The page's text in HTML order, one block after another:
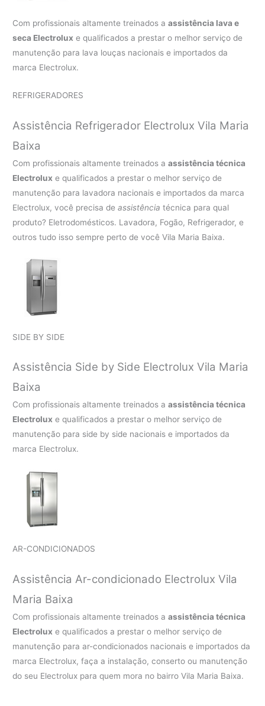
Com profissionais altamente treinados aassistência lava e
seca Electrolux e qualificados a prestar o melhor serviço de
manutenção para lava louças nacionais e importados da
marca Electrolux.
REFRIGERADORES
Assistência Refrigerador Electrolux Vila Maria
Baixa
Com profissionais altamente treinados aassistência técnica
Electrolux e qualificados a prestar o melhor serviço de
manutenção para lavadora nacionais e importados da marca
Electrolux, você precisa deassistência técnica para qual
produto? Eletrodomésticos. Lavadora, Fogão, Refrigerador, e
outros tudo isso sempre perto de você Vila Maria Baixa.
SIDE BY SIDE
Assistência Side by Side Electrolux Vila Maria
Baixa
Com profissionais altamente treinados aassistência técnica
Electrolux e qualificados a prestar o melhor serviço de
manutenção para side by side nacionais e importados da
marca Electrolux.
AR-CONDICIONADOS
Assistência Ar-condicionado Electrolux Vila
Maria Baixa
Com profissionais altamente treinados aassistência técnica
Electrolux e qualificados a prestar o melhor serviço de
manutenção para ar-condicionados nacionais e importados da
marca Electrolux, faça a instalação, conserto ou manutenção
do seu Electrolux para quem mora no bairro Vila Maria Baixa.